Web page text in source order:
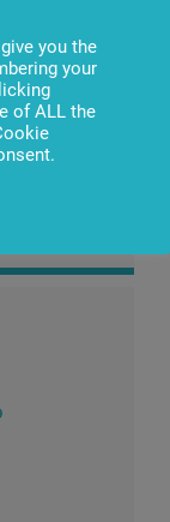
you the
your
of ALL the